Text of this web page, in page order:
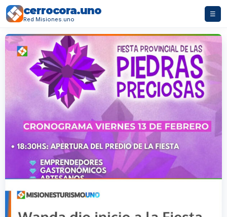
cerrocora.uno
Red Misiones.uno
☰